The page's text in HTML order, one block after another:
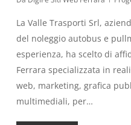
La Valle Trasporti Srl,
del noleggio autobus e
esperienza, ha scelto di
Ferrara specializzata in
web, marketing, grafica
multimediali, per…